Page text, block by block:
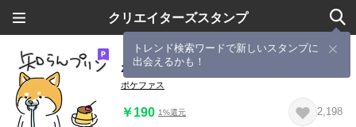
クリエイターズスタンプ
トレンド検索ワードで新しいスタンプに
出会えるかも！
ポケファス ドッグ＆キャットフード
ポケファス
￥190 1%還元 2,198